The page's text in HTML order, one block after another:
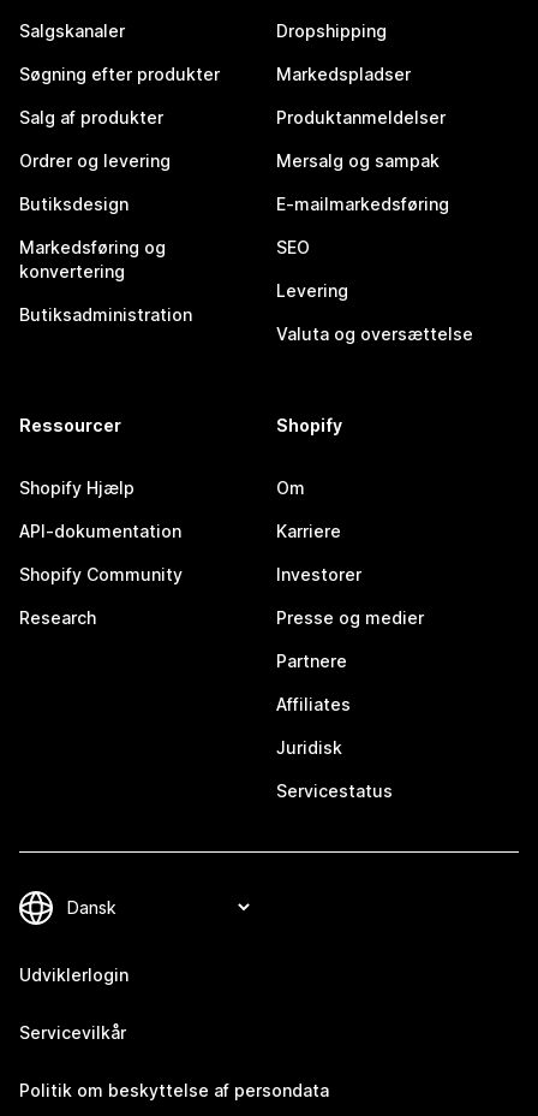
Salgskanaler
Søgning efter produkter
Salg af produkter
Ordrer og levering
Butiksdesign
Markedsføring og
konvertering
Butiksadministration
Dropshipping
Markedspladser
Produktanmeldelser
Mersalg og sampak
E-mailmarkedsføring
SEO
Levering
Valuta og oversættelse
Ressourcer
Shopify Hjælp
API-dokumentation
Shopify Community
Research
Shopify
Om
Karriere
Investorer
Presse og medier
Partnere
Affiliates
Juridisk
Servicestatus
Udviklerlogin
Servicevilkår
Politik om beskyttelse af persondata